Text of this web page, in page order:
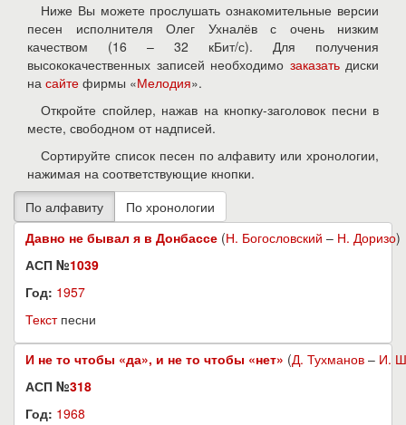
Ниже Вы можете прослушать ознакомительные версии
песен исполнителя Олег Ухналёв с очень низким
качеством (16 – 32 кБит/с). Для получения
высококачественных записей необходимо заказатьдиски
на сайте фирмы «Мелодия».
Откройте спойлер, нажав на кнопку-заголовок песни в
месте, свободном от надписей.
Сортируйте список песен по алфавиту или хронологии,
нажимая на соответствующие кнопки.
Давно не бывал я в Донбассе (Н. Богословский – Н. Доризо)
АСП №1039
Год: 1957
Текстпесни
И не то чтобы «да», и не то чтобы «нет» (Д. Тухманов – И.
АСП №318
Год: 1968